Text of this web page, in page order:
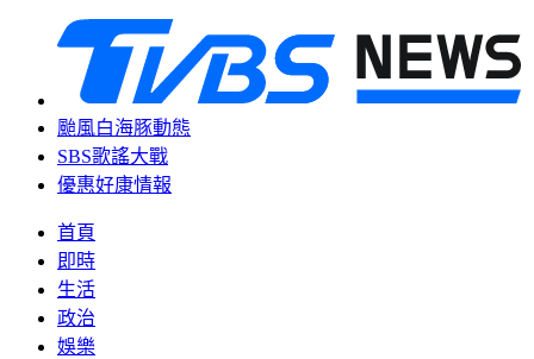
颱風白海豚動態
SBS歌謠大戰
優惠好康情報
首頁
即時
生活
政治
娛樂